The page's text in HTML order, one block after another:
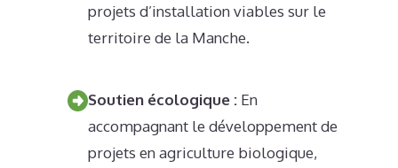
projets d’installation viables sur le
territoire de la Manche.
Soutien écologique : En
accompagnant le développement de
projets en agriculture biologique,